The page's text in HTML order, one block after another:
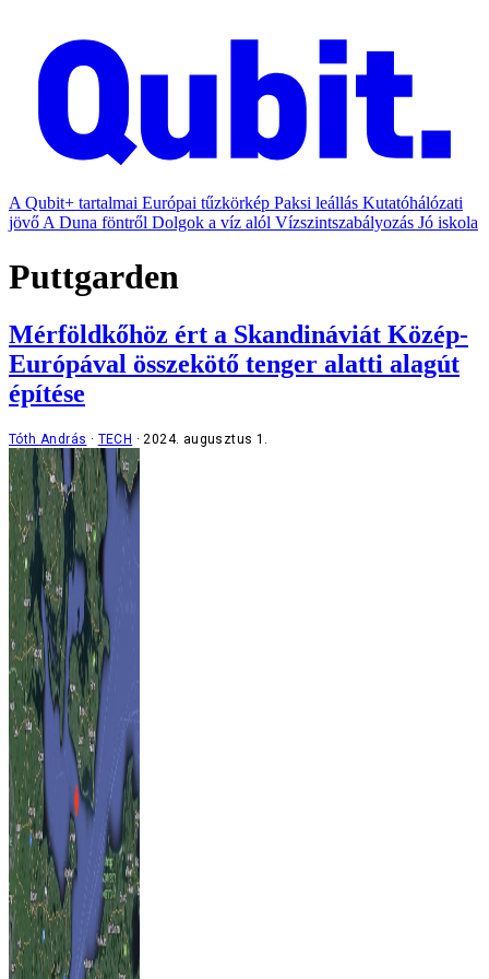
A Qubit+ tartalmai Európai tűzkörkép Paksi leállás Kutatóhálózati
jövő A Duna föntről Dolgok a víz alól Vízszintszabályozás Jó iskola
Puttgarden
Mérföldkőhöz ért a Skandináviát Közép-
Európával összekötő tenger alatti alagút
építése
Tóth András TECH 2024. augusztus 1.